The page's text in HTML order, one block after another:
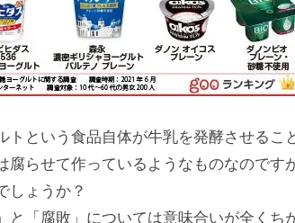
トという食品自体が牛乳を発酵させるこ
腐らせて作っているようなものなのです
しょうか？
と「腐敗」については意味合いが全くち